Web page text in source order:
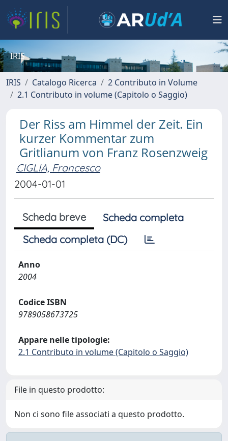
IRIS
IRIS Catalogo Ricerca
2 Contributo in Volume
2.1 Contributo in volume (Capitolo o Saggio)
Der Riss am Himmel der Zeit. Ein
kurzer Kommentar zum
Gritlianum von Franz Rosenzweig
CIGLIA, Francesco
2004-01-01
Scheda breve
Scheda completa
Scheda completa (DC)
Anno
2004
Codice ISBN
9789058673725
Appare nelle tipologie:
2.1 Contributo in volume (Capitolo o Saggio)
File in questo prodotto:
Non ci sono file associati a questo prodotto.